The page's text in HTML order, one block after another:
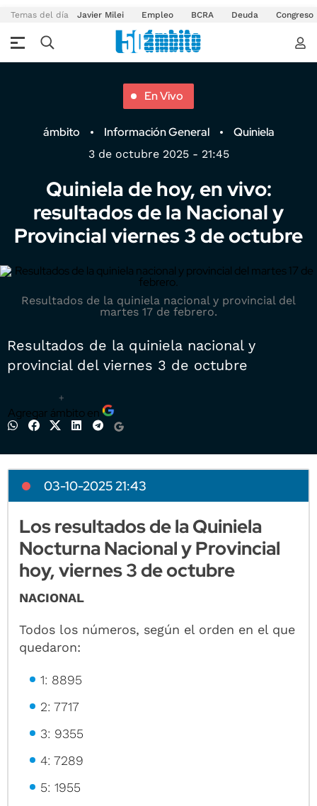
Temas del día Javier Milei Empleo BCRA Deuda Congreso
En Vivo
ámbito Información General Quiniela
3 de octubre 2025 - 21:45
Quiniela de hoy, en vivo:
resultados de la Nacional y
Provincial viernes 3 de octubre
Resultados de la quiniela nacional y provincial del
martes 17 de febrero.
Resultados de la quiniela nacional y
provincial del viernes 3 de octubre
+
Agregar ámbito en
03-10-2025 21:43
Los resultados de la Quiniela
Nocturna Nacional y Provincial
hoy, viernes 3 de octubre
NACIONAL
Todos los números, según el orden en el que
quedaron:
1: 8895
2: 7717
3: 9355
4: 7289
5: 1955